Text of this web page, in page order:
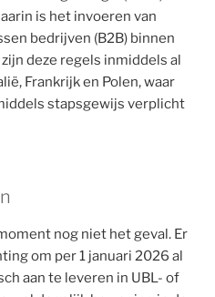
is het invoeren van
bedrijven (B2B) binnen
deze regels inmiddels al
Frankrijk en Polen, waar
stapsgewijs verplicht
nog niet het geval. Er
om per 1 januari 2026 al
aan te leveren in UBL- of